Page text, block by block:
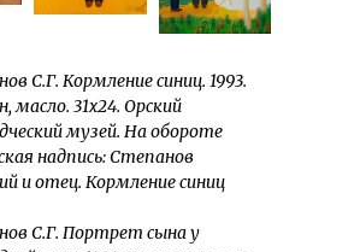
С.Г. Кормление синиц. 1993.
масло. 31х24. Орский
музей. На обороте
надпись: Степанов
и отец. Кормление синиц
С.Г. Портрет сына у